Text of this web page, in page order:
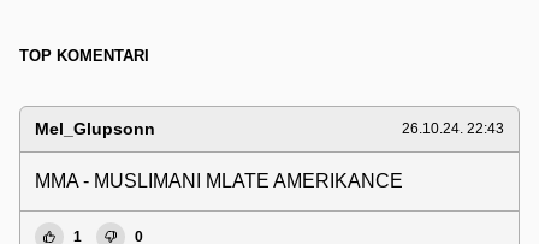
TOP KOMENTARI
Mel_Glupsonn 26.10.24. 22:43
MMA - MUSLIMANI MLATE AMERIKANCE
1 0